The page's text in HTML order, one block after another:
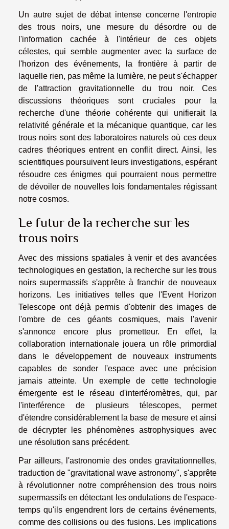
Un autre sujet de débat intense concerne l'entropie
des trous noirs, une mesure du désordre ou de
l'information cachée à l'intérieur de ces objets
célestes, qui semble augmenter avec la surface de
l'horizon des événements, la frontière à partir de
laquelle rien, pas même la lumière, ne peut s'échapper
de l'attraction gravitationnelle du trou noir. Ces
discussions théoriques sont cruciales pour la
recherche d'une théorie cohérente qui unifierait la
relativité générale et la mécanique quantique, car les
trous noirs sont des laboratoires naturels où ces deux
cadres théoriques entrent en conflit direct. Ainsi, les
scientifiques poursuivent leurs investigations, espérant
résoudre ces énigmes qui pourraient nous permettre
de dévoiler de nouvelles lois fondamentales régissant
notre cosmos.
Le futur de la recherche sur les
trous noirs
Avec des missions spatiales à venir et des avancées
technologiques en gestation, la recherche sur les trous
noirs supermassifs s'apprête à franchir de nouveaux
horizons. Les initiatives telles que l'Event Horizon
Telescope ont déjà permis d'obtenir des images de
l'ombre de ces géants cosmiques, mais l'avenir
s'annonce encore plus prometteur. En effet, la
collaboration internationale jouera un rôle primordial
dans le développement de nouveaux instruments
capables de sonder l'espace avec une précision
jamais atteinte. Un exemple de cette technologie
émergente est le réseau d'interféromètres, qui, par
l'interférence de plusieurs télescopes, permet
d'étendre considérablement la base de mesure et ainsi
de décrypter les phénomènes astrophysiques avec
une résolution sans précédent.
Par ailleurs, l'astronomie des ondes gravitationnelles,
traduction de "gravitational wave astronomy", s'apprête
à révolutionner notre compréhension des trous noirs
supermassifs en détectant les ondulations de l'espace-
temps qu'ils engendrent lors de certains événements,
comme des collisions ou des fusions. Les implications